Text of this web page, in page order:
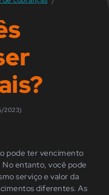
2023)
pode ter vencimento
No entanto, você pode
serviço e valor da
diferentes. As